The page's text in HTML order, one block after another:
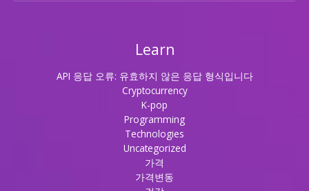
Learn
API 응답 오류: 유효하지 않은 응답 형식입니다
Cryptocurrency
K-pop
Programming
Technologies
Uncategorized
가격
가격변동